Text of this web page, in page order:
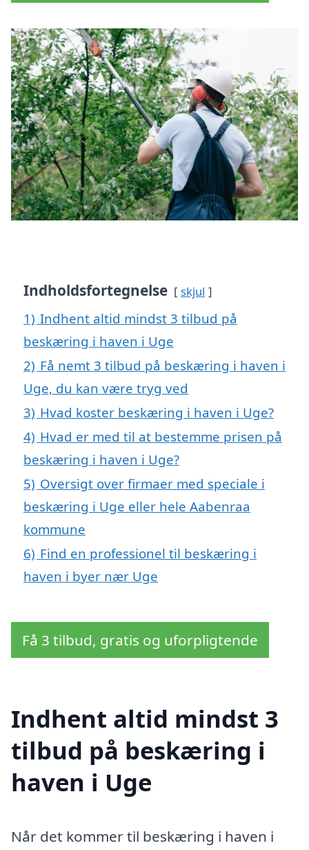
Indholdsfortegnelse skjul
1) Indhent altid mindst 3 tilbud på
beskæring i haven i Uge
2) Få nemt 3 tilbud på beskæring i haven i
Uge, du kan være tryg ved
3) Hvad koster beskæring i haven i Uge?
4) Hvad er med til at bestemme prisen på
beskæring i haven i Uge?
5) Oversigt over firmaer med speciale i
beskæring i Uge eller hele Aabenraa
kommune
6) Find en professionel til beskæring i
haven i byer nær Uge
Få 3 tilbud, gratis og uforpligtende
Indhent altid mindst 3
tilbud på beskæring i
haven i Uge
Når det kommer til beskæring i haven i